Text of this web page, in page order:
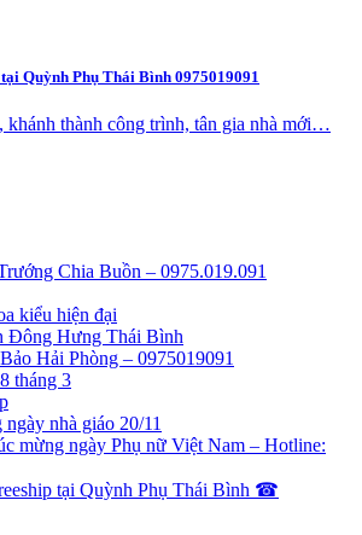
Quỳnh Phụ Thái Bình 0975019091
khánh thành công trình, tân gia nhà mới…
Chia Buồn – 0975.019.091
kiểu hiện đại
Đông Hưng Thái Bình
Hải Phòng – 0975019091
tháng 3
nhà giáo 20/11
mừng ngày Phụ nữ Việt Nam – Hotline:
tại Quỳnh Phụ Thái Bình ☎